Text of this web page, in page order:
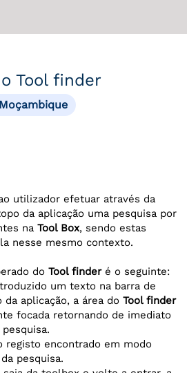
Tool finder
utilizador efetuar através da
da aplicação uma pesquisa por
na Tool Box, sendo estas
nesse mesmo contexto.
do Tool finderé o seguinte:
um texto na barra de
aplicação, a área do Tool finder
focada retornando de imediato
registo encontrado em modo
pesquisa.